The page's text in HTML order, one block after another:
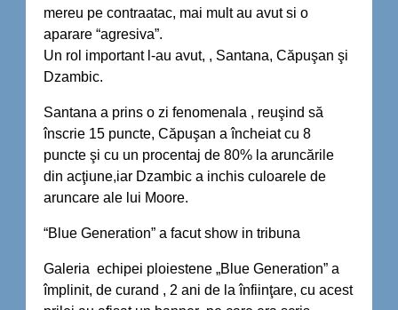
mereu pe contraatac, mai mult au avut si o
aparare “agresiva”.
Un rol important l-au avut, , Santana, Căpuşan şi
Dzambic.
Santana a prins o zi fenomenala , reuşind să
înscrie 15 puncte, Căpuşan a încheiat cu 8
puncte şi cu un procentaj de 80% la aruncările
din acţiune,iar Dzambic a inchis culoarele de
aruncare ale lui Moore.
“Blue Generation” a facut show in tribuna
Galeria echipei ploiestene „Blue Generation” a
împlinit, de curand , 2 ani de la înfiinţare, cu acest